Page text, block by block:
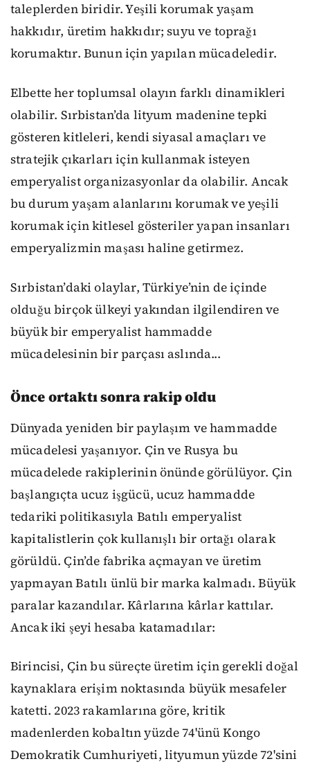
taleplerden biridir. Yeşili korumak yaşam
hakkıdır, üretim hakkıdır; suyu ve toprağı
korumaktır. Bunun için yapılan mücadeledir.
Elbette her toplumsal olayın farklı dinamikleri
olabilir. Sırbistan’da lityum madenine tepki
gösteren kitleleri, kendi siyasal amaçları ve
stratejik çıkarları için kullanmak isteyen
emperyalist organizasyonlar da olabilir. Ancak
bu durum yaşam alanlarını korumak ve yeşili
korumak için kitlesel gösteriler yapan insanları
emperyalizmin maşası haline getirmez.
Sırbistan’daki olaylar, Türkiye’nin de içinde
olduğu birçok ülkeyi yakından ilgilendiren ve
büyük bir emperyalist hammadde
mücadelesinin bir parçası aslında...
Önce ortaktı sonra rakip oldu
Dünyada yeniden bir paylaşım ve hammadde
mücadelesi yaşanıyor. Çin ve Rusya bu
mücadelede rakiplerinin önünde görülüyor. Çin
başlangıçta ucuz işgücü, ucuz hammadde
tedariki politikasıyla Batılı emperyalist
kapitalistlerin çok kullanışlı bir ortağı olarak
görüldü. Çin’de fabrika açmayan ve üretim
yapmayan Batılı ünlü bir marka kalmadı. Büyük
paralar kazandılar. Kârlarına kârlar kattılar.
Ancak iki şeyi hesaba katamadılar:
Birincisi, Çin bu süreçte üretim için gerekli doğal
kaynaklara erişim noktasında büyük mesafeler
katetti. 2023 rakamlarına göre, kritik
madenlerden kobaltın yüzde 74'ünü Kongo
Demokratik Cumhuriyeti, lityumun yüzde 72'sini